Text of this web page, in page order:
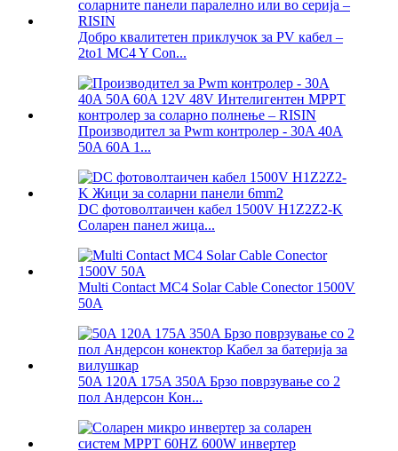
Добро квалитетен приклучок за PV кабел –
2to1 MC4 Y Con...
Производител за Pwm контролер - 30A 40A
50A 60A 1...
DC фотоволтаичен кабел 1500V H1Z2Z2-K
Соларен панел жица...
Multi Contact MC4 Solar Cable Conector 1500V
50A
50A 120A 175A 350A Брзо поврзување со 2
пол Андерсон Кон...